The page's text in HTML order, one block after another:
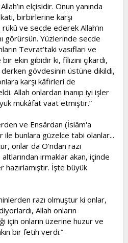
elçisidir. Onun yanında
birbirlerine karşı
ve secde ederek Allah’ın
görürsün. Yüzlerinde secde
Tevrat’taki vasıfları ve
bir ekin gibidir ki, filizini çıkardı,
derken gövdesinin üstüne dikildi,
karşı kâfirleri de
Allah onlardan inanıp iyi işler
mükâfat vaat etmiştir.”
ve Ensârdan (İslâm'a
bunlara güzelce tabi olanlar...
onlar da O'ndan razı
ırmaklar akan, içinde
İşte büyük
razı olmuştur ki onlar,
Allah onların
için onların üzerine huzur ve
bir fetih verdi.”